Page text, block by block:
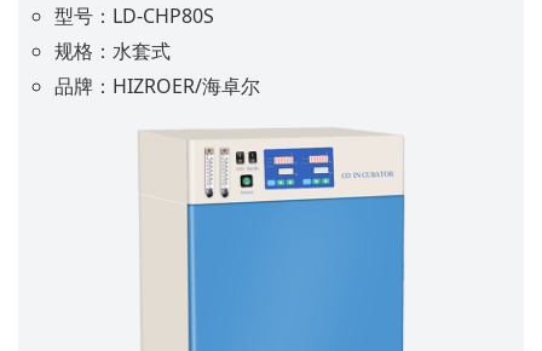
型号：LD-CHP80S
规格：水套式
品牌：HIZROER/海卓尔